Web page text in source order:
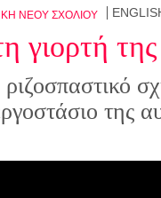
ΝΈΟΥ ΣΧΟΛΊΟΥ
γιορτή
της